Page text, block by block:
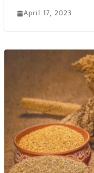
April 17, 2023